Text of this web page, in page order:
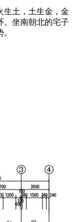
生土，土生金，金
。坐南朝北的宅子